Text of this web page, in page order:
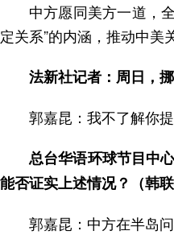
中方愿同美方一道，
定关系”的内涵，推动中
法新社记者：周日，
郭嘉昆：我不了解你
总台华语环球节目中
能否证实上述情况？（韩联
郭嘉昆：中方在半岛